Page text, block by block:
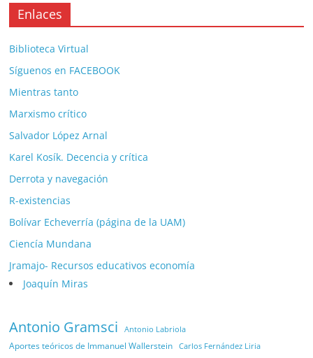
Enlaces
Biblioteca Virtual
Síguenos en FACEBOOK
Mientras tanto
Marxismo crítico
Salvador López Arnal
Karel Kosík. Decencia y crítica
Derrota y navegación
R-existencias
Bolívar Echeverría (página de la UAM)
Ciencía Mundana
Jramajo- Recursos educativos economía
Joaquín Miras
Antonio Gramsci Antonio Labriola
Aportes teóricos de Immanuel Wallerstein Carlos Fernández Liria